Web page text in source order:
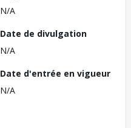
N/A
Date de divulgation
N/A
Date d'entrée en vigueur
N/A